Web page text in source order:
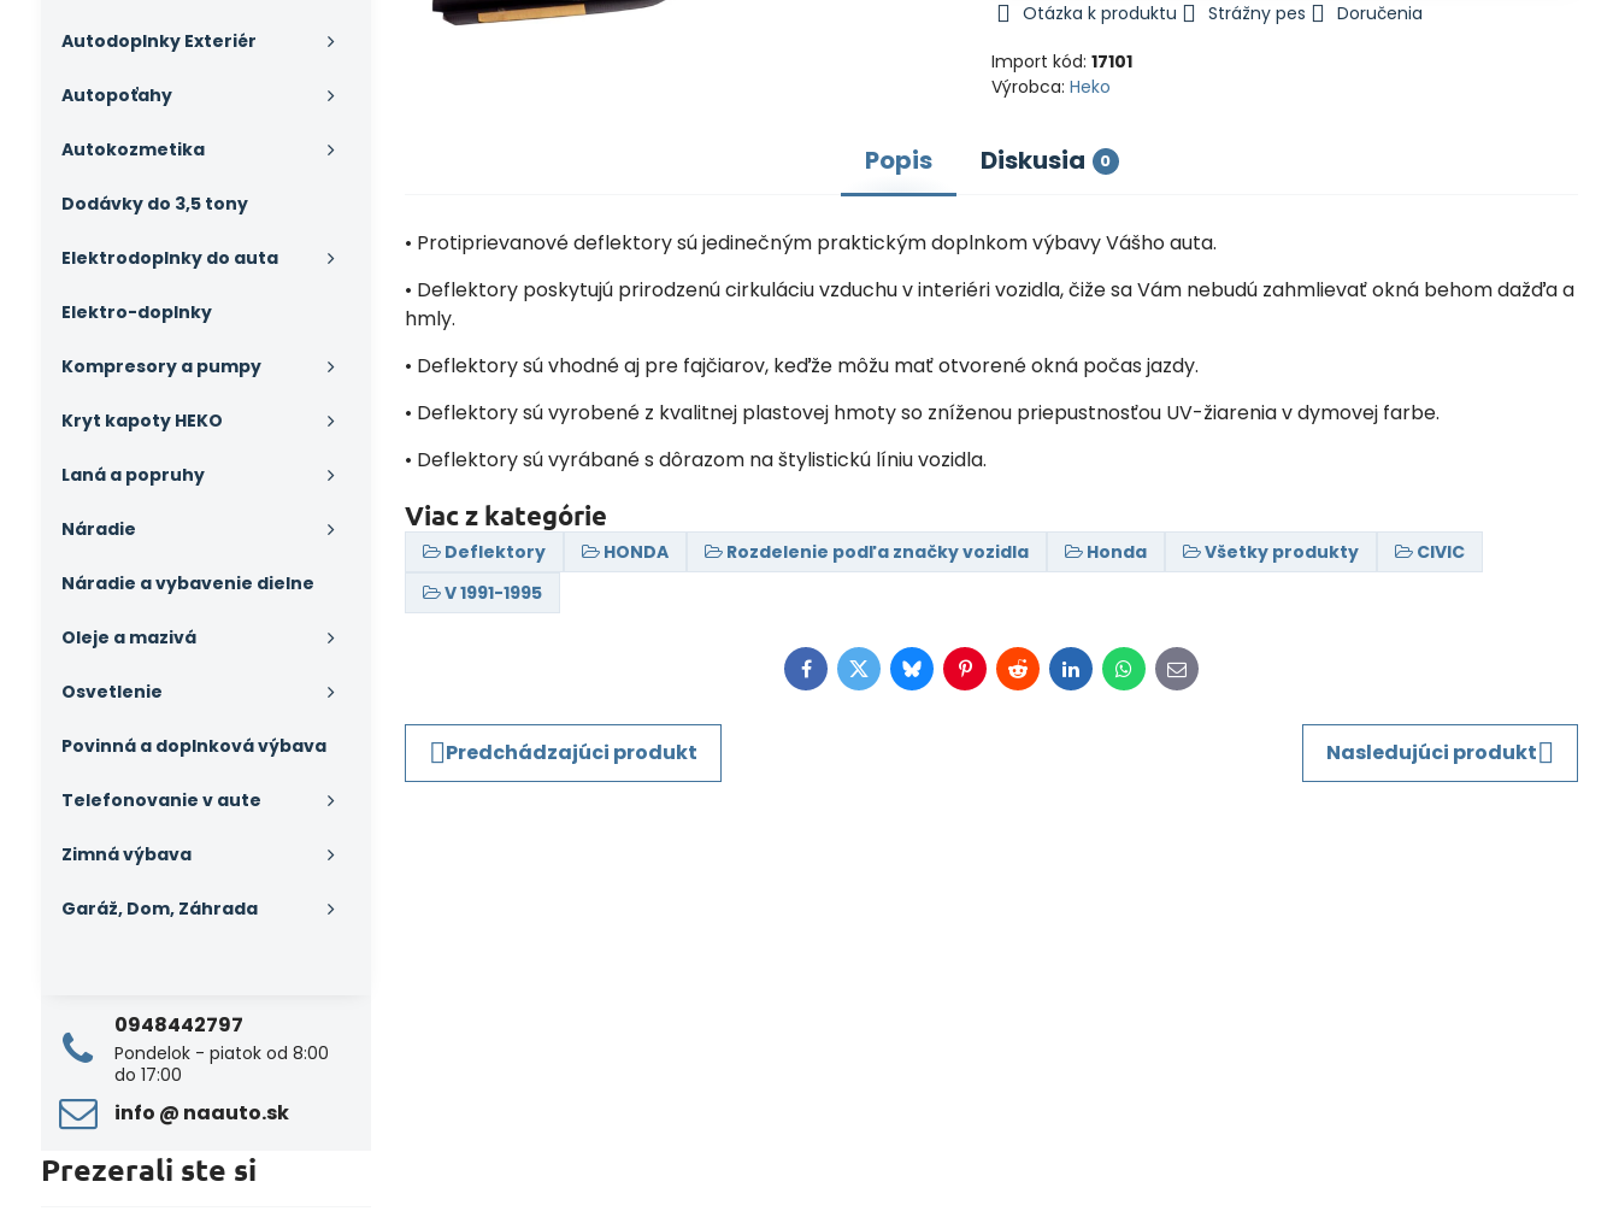
Otázka k produktu Strážny pes
Doručenia
Import kód:17101
Výrobca:Heko
Popis Diskusia 0
• Protiprievanové deflektory sú jedinečným praktickým doplnkom výbavy Vášho auta.
• Deflektory poskytujú prirodzenú cirkuláciu vzduchu v interiéri vozidla, čiže sa Vám nebudú zahmlievať okná behom dažďa a
hmly.
• Deflektory sú vhodné aj pre fajčiarov, keďže môžu mať otvorené okná počas jazdy.
• Deflektory sú vyrobené z kvalitnej plastovej hmoty so zníženou priepustnosťou UV-žiarenia v dymovej farbe.
• Deflektory sú vyrábané s dôrazom na štylistickú líniu vozidla.
Viac z kategórie
Deflektory HONDA Rozdelenie podľa značky vozidla Honda Všetky produkty
CIVIC
V 1991-1995
Facebook
TwitterBlueskyPinterest
RedditLinkedInWhatsApp
E-
mail
Predchádzajúci produkt Nasledujúci produkt
Autodoplnky Exteriér
Autopoťahy
Autokozmetika
Dodávky do 3,5 tony
Elektrodoplnky do auta
Elektro-doplnky
Kompresory a pumpy
Kryt kapoty HEKO
Laná a popruhy
Náradie
Náradie a vybavenie dielne
Oleje a mazivá
Osvetlenie
Povinná a doplnková výbava
Telefonovanie v aute
Zimná výbava
Garáž, Dom, Záhrada
0948442797
Pondelok - piatok od 8:00
do 17:00
info ​@ naauto​.sk
Prezerali ste si